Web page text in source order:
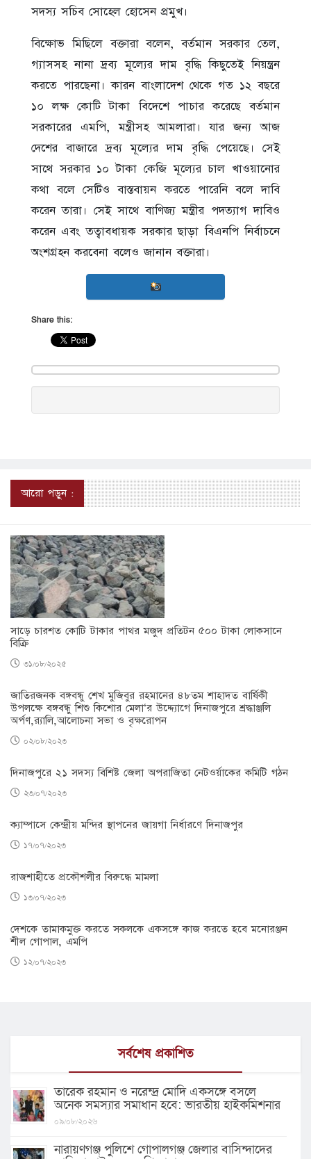
সদস্য সচিব সোহেল হোসেন প্রমুখ।
বিক্ষোভ মিছিলে বক্তারা বলেন, বর্তমান সরকার তেল,
গ্যাসসহ নানা দ্রব্য মূল্যের দাম বৃদ্ধি কিছুতেই নিয়ন্ত্রন
করতে পারছেনা। কারন বাংলাদেশ থেকে গত ১২ বছরে
১০ লক্ষ কোটি টাকা বিদেশে পাচার করেছে বর্তমান
সরকারের এমপি, মন্ত্রীসহ আমলারা। যার জন্য আজ
দেশের বাজারে দ্রব্য মূল্যের দাম বৃদ্ধি পেয়েছে। সেই
সাথে সরকার ১০ টাকা কেজি মূল্যের চাল খাওয়ানোর
কথা বলে সেটিও বাস্তবায়ন করতে পারেনি বলে দাবি
করেন তারা। সেই সাথে বাণিজ্য মন্ত্রীর পদত্যাগ দাবিও
করেন এবং তত্বাবধায়ক সরকার ছাড়া বিএনপি নির্বাচনে
অংশগ্রহন করবেনা বলেও জানান বক্তারা।
Share this:
আরো পড়ুন :
সাড়ে চারশত কোটি টাকার পাথর মজুদ প্রতিটন ৫০০ টাকা লোকসানে
বিক্রি
৩১/০৮/২০২৫
জাতিরজনক বঙ্গবন্ধু শেখ মুজিবুর রহমানের ৪৮তম শাহাদত বার্ষিকী
উপলক্ষে বঙ্গবন্ধু শিশু কিশোর মেলা‘র উদ্দ্যোগে দিনাজপুরে শ্রদ্ধাঞ্জলি
অর্পণ,র‌্যালি,আলোচনা সভা ও বৃক্ষরোপন
০২/০৮/২০২৩
দিনাজপুরে ২১ সদস্য বিশিষ্ট জেলা অপরাজিতা নেটওর্য়াকের কমিটি গঠন
২৩/০৭/২০২৩
ক্যাম্পাসে কেন্দ্রীয় মন্দির স্থাপনের জায়গা নির্ধারণে দিনাজপুর
১৭/০৭/২০২৩
রাজশাহীতে প্রকৌশলীর বিরুদ্ধে মামলা
১৩/০৭/২০২৩
দেশকে তামাকমুক্ত করতে সকলকে একসঙ্গে কাজ করতে হবে মনোরঞ্জন
শীল গোপাল, এমপি
১২/০৭/২০২৩
সর্বশেষ প্রকাশিত
তারেক রহমান ও নরেন্দ্র মোদি একসঙ্গে বসলে
অনেক সমস্যার সমাধান হবে: ভারতীয় হাইকমিশনার
০৯/০৮/২০২৬
নারায়ণগঞ্জ পুলিশে গোপালগঞ্জ জেলার বাসিন্দাদের